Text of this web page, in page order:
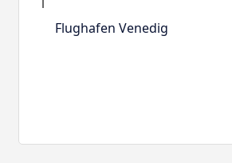
Flughafen Venedig